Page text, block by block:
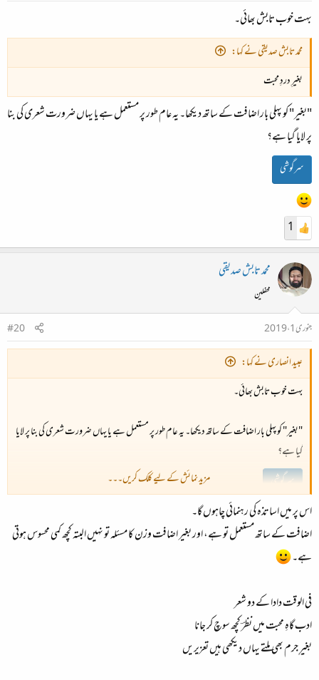
بہت خوب تابش بھائی۔
محمد تابش صدیقی نے کہا:
بغیرِ دردِ محبت
"بغیر" کو پہلی بار اضافت کے ساتھ دیکھا۔ یہ عام طور پر مستعمل ہے یا یہاں ضرورت شعری کی بنا
پر لایا گیا ہے؟
سرگوشی
1
محمد تابش صدیقی
محفلین
جنوری 1، 2019
#20
عبید انصاری نے کہا:
بہت خوب تابش بھائی۔
"بغیر" کو پہلی بار اضافت کے ساتھ دیکھا۔ یہ عام طور پر مستعمل ہے یا یہاں ضرورت شعری کی بنا پر لایا
گیا ہے؟
سرگوشی
مزید نمائش کے لیے کلک کریں۔۔۔
اس پر میں اساتذہ کی رہنمائی چاہوں گا۔
اضافت کے ساتھ مستعمل تو ہے، اور بغیر اضافت وزن کا مسئلہ تو نہیں البتہ کچھ کمی محسوس ہوتی
ہے۔
فی الوقت دادا کے دو شعر
ادب گاہِ محبت میں نظرؔ کچھ سوچ کر جانا
بغیرِ جرم بھی ملتے یہاں دیکھی ہیں تعزیریں